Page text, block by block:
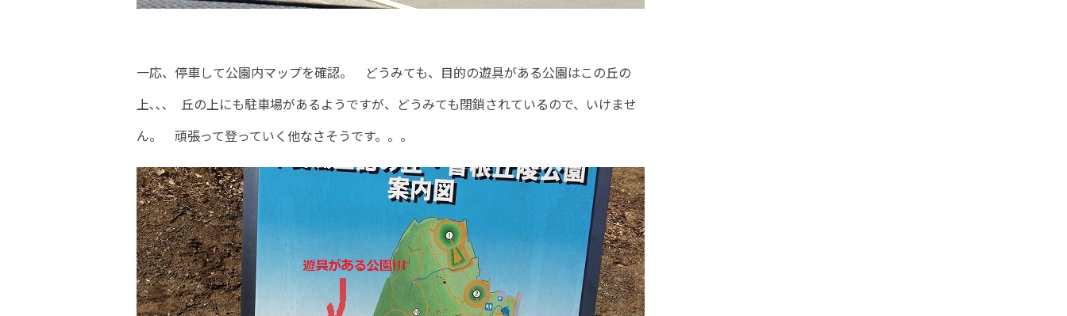
一応、停車して公園内マップを確認。 どうみても、目的の遊具がある公園はこの丘の
上､､､ 丘の上にも駐車場があるようですが、どうみても閉鎖されているので、いけませ
ん。 頑張って登っていく他なさそうです。。。